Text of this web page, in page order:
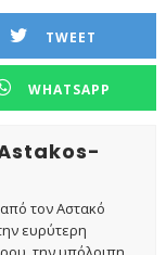
TWEET
WHATSAPP
Astakos-
τον Αστακό
ευρύτερη